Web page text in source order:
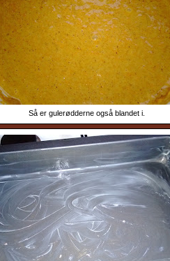
Så er gulerødderne også blandet i.